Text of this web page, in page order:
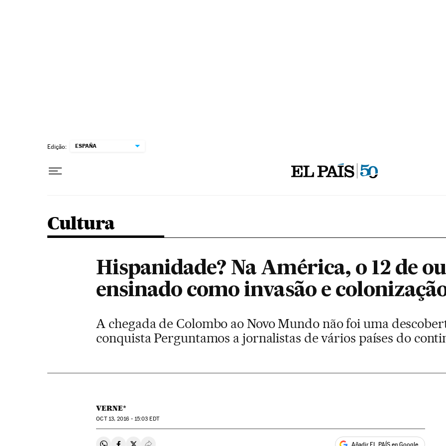
Edição: ESPAÑA
Cultura
Hispanidade? Na América, o 12 de
ensinado como invasão e
A chegada de Colombo ao Novo Mundo não foi uma
conquista Perguntamos a jornalistas de vários países do
VERNE*
OCT13, 2016 - 15:03 EDT
Añadir EL PAÍS en Google